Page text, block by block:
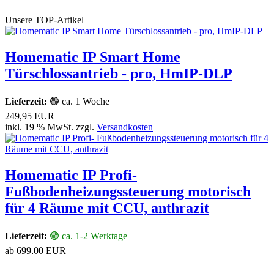
Unsere TOP-Artikel
Homematic IP Smart Home
Türschlossantrieb - pro, HmIP‑DLP
Lieferzeit: 🟢 ca. 1 Woche
249,95 EUR
inkl. 19 % MwSt. zzgl. Versandkosten
Homematic IP Profi-
Fußbodenheizungssteuerung motorisch
für 4 Räume mit CCU, anthrazit
Lieferzeit: 🟢 ca. 1-2 Werktage
ab 699,00 EUR